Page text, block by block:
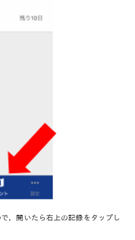
，開いたら右上の記録をタップし